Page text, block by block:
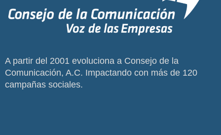
A partir del 2001 evoluciona a Consejo de la
Comunicación, A.C. Impactando con más de 120
campañas sociales.